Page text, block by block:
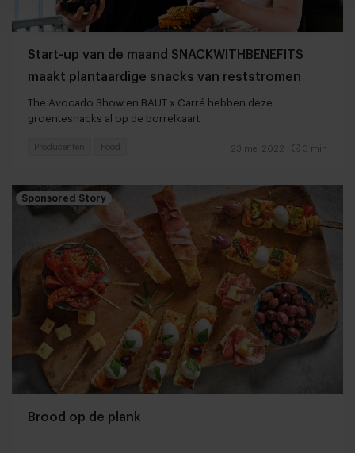
Start-up van de maand SNACKWITHBENEFITS
maakt plantaardige snacks van reststromen
The Avocado Show en BAUT x Carré hebben deze
groentesnacks al op de borrelkaart
23 mei 2022 3 min
Producenten Food
Sponsored Story
Brood op de plank